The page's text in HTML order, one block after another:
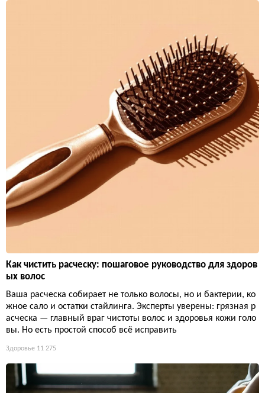
Как чистить расческу: пошаговое руководство для здоров
ых волос
Ваша расческа собирает не только волосы, но и бактерии, ко
жное сало и остатки стайлинга. Эксперты уверены: грязная р
асческа — главный враг чистоты волос и здоровья кожи голо
вы. Но есть простой способ всё исправить
Здоровье 11 275